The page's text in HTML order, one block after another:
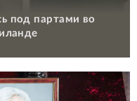
под партами во